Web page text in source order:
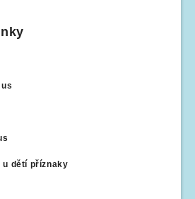
dětí příznaky